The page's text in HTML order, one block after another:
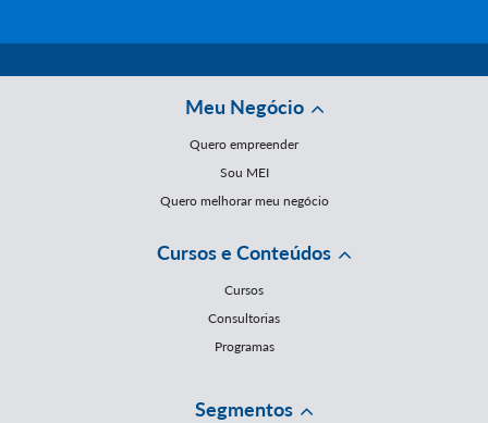
Meu Negócio
Quero empreender
Sou MEI
Quero melhorar meu negócio
Cursos e Conteúdos
Cursos
Consultorias
Programas
Segmentos